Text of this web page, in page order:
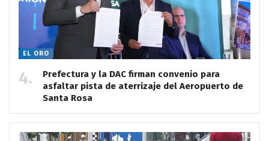
EL ORO
Prefectura y la DAC firman convenio para
asfaltar pista de aterrizaje del Aeropuerto de
Santa Rosa